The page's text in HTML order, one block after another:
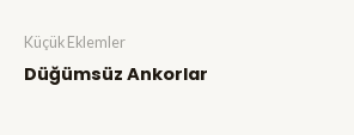
Küçük Eklemler
Düğümsüz Ankorlar